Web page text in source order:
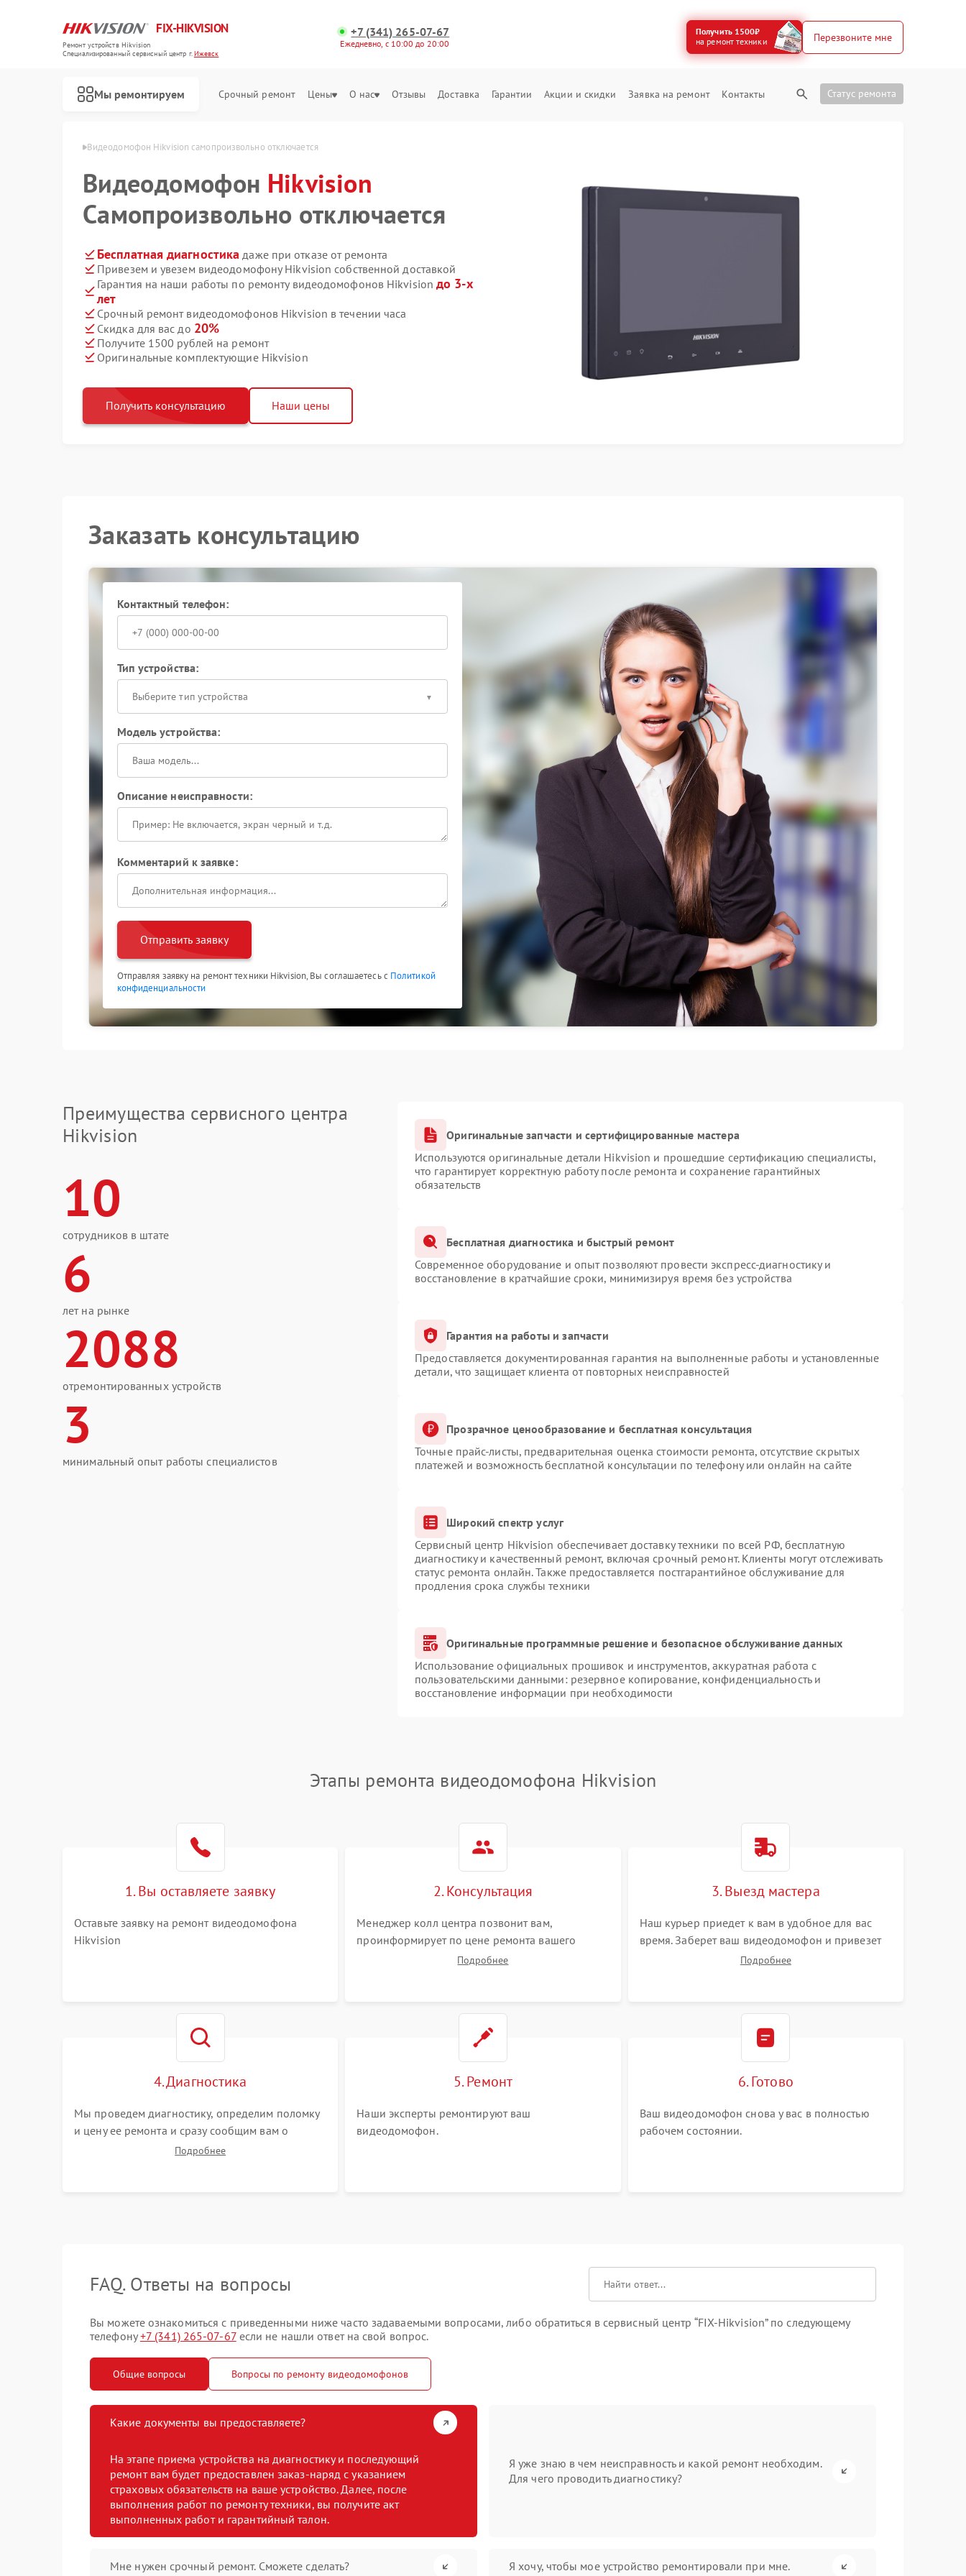
FIX-HIKVISION
Ремонт устройств Hikvision
Специализированный cервисный центр г.Ижевск
+7 (341) 265-07-67
Ежедневно, с 10:00 до 20:00
Получить 1500₽
на ремонт техники
Перезвоните мне
Мы ремонтируем Срочный ремонт Цены О нас Отзывы Доставка Гарантии Акции и скидки Заявка на ремонт Контакты Статус ремонта
Видеодомофон Hikvision самопроизвольно отключается
Видеодомофон Hikvision
Самопроизвольно отключается
Бесплатная диагностика даже при отказе от ремонта
Привезем и увезем видеодомофону Hikvision собственной доставкой
Гарантия на наши работы по ремонту видеодомофонов Hikvision до 3-х
лет
Срочный ремонт видеодомофонов Hikvision в течении часа
Скидка для вас до 20%
Получите 1500 рублей на ремонт
Оригинальные комплектующие Hikvision
Получить консультацию Наши цены
Заказать консультацию
Контактный телефон:
Тип устройства:
Выберите тип устройства
Модель устройства:
Описание неисправности:
Комментарий к заявке:
Отправить заявку
Отправляя заявку на ремонт техники Hikvision, Вы соглашаетесь с Политикой
конфиденциальности
Преимущества сервисного центра
Hikvision
10
сотрудников в штате
6
лет на рынке
2088
отремонтированных устройств
3
минимальный опыт работы специалистов
Оригинальные запчасти и сертифицированные мастера
Используются оригинальные детали Hikvision и прошедшие сертификацию специалисты,
что гарантирует корректную работу после ремонта и сохранение гарантийных
обязательств
Бесплатная диагностика и быстрый ремонт
Современное оборудование и опыт позволяют провести экспресс-диагностику и
восстановление в кратчайшие сроки, минимизируя время без устройства
Гарантия на работы и запчасти
Предоставляется документированная гарантия на выполненные работы и установленные
детали, что защищает клиента от повторных неисправностей
Прозрачное ценообразование и бесплатная консультация
Точные прайс-листы, предварительная оценка стоимости ремонта, отсутствие скрытых
платежей и возможность бесплатной консультации по телефону или онлайн на сайте
Широкий спектр услуг
Сервисный центр Hikvision обеспечивает доставку техники по всей РФ, бесплатную
диагностику и качественный ремонт, включая срочный ремонт. Клиенты могут отслеживать
статус ремонта онлайн. Также предоставляется постгарантийное обслуживание для
продления срока службы техники
Оригинальные программные решение и безопасное обслуживание данных
Использование официальных прошивок и инструментов, аккуратная работа с
пользовательскими данными: резервное копирование, конфиденциальность и
восстановление информации при необходимости
Этапы ремонта видеодомофона Hikvision
1. Вы оставляете заявку
Оставьте заявку на ремонт видеодомофона
Hikvision
2. Консультация
Менеджер колл центра позвонит вам,
проинформирует по цене ремонта вашего
видеодомофона а также ответит на все ваши
Подробнее
3. Выезд мастера
Наш курьер приедет к вам в удобное для вас
время. Заберет ваш видеодомофон и привезет
на склад для диагностики.
Подробнее
4. Диагностика
Мы проведем диагностику, определим поломку
и цену ее ремонта и сразу сообщим вам о
Подробнее
5. Ремонт
Наши эксперты ремонтируют ваш
видеодомофон.
6. Готово
Ваш видеодомофон снова у вас в полностью
рабочем состоянии.
FAQ. Ответы на вопросы
Вы можете ознакомиться с приведенными ниже часто задаваемыми вопросами, либо обратиться в сервисный центр “FIX-Hikvision” по следующему
телефону+7 (341) 265-07-67если не нашли ответ на свой вопрос.
Общие вопросы Вопросы по ремонту видеодомофонов
Какие документы вы предоставляете?
На этапе приема устройства на диагностику и последующий
ремонт вам будет предоставлен заказ-наряд с указанием
страховых обязательств на ваше устройство. Далее, после
выполнения работ по ремонту техники, вы получите акт
выполненных работ и гарантийный талон.
Я уже знаю в чем неисправность и какой ремонт необходим.
Для чего проводить диагностику?
Мне нужен срочный ремонт. Сможете сделать? Я хочу, чтобы мое устройство ремонтировали при мне.